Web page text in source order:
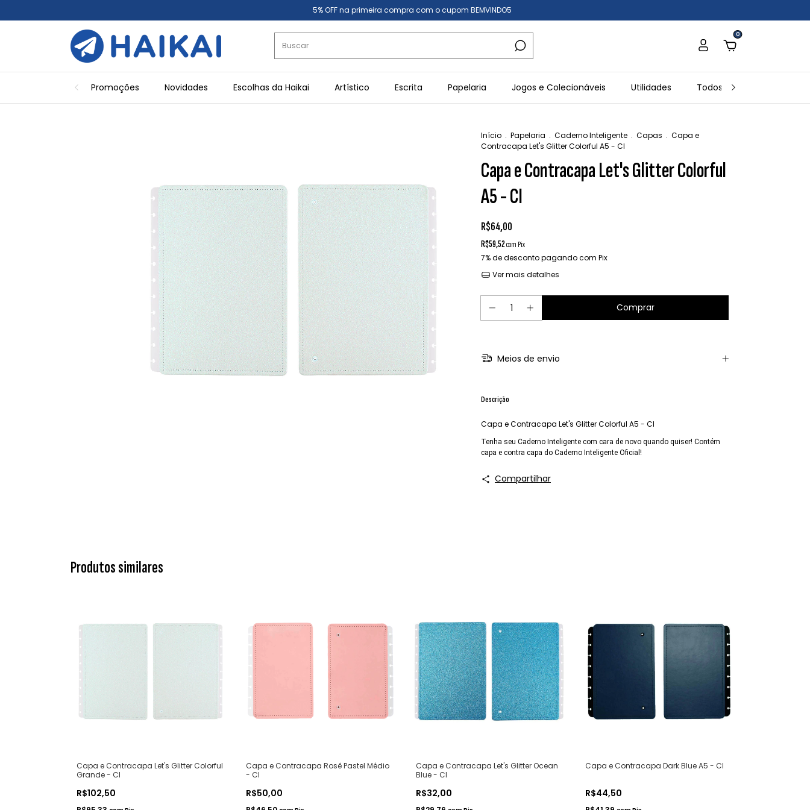
5% OFF na primeira compra com o cupom BEMVINDO5
0
Promoções Novidades Escolhas da Haikai Artístico Escrita Papelaria Jogos e Colecionáveis Utilidades Todos os Produtos
Início . Papelaria . Caderno Inteligente . Capas . Capa e
Contracapa Let's Glitter Colorful A5 - CI
Capa e Contracapa Let's Glitter Colorful
A5 - CI
R$64,00
R$59,52com Pix
7% de descontopagando com Pix
Ver mais detalhes
Meios de envio
Descrição
Capa e Contracapa Let's Glitter Colorful A5 - CI
Tenha seu Caderno Inteligente com cara de novo quando quiser! Contém
capa e contra capa do Caderno Inteligente Oficial!
Compartilhar
Produtos similares
Capa e Contracapa Let's Glitter Colorful
Grande - CI
R$102,50
Capa e Contracapa Rosê Pastel Médio
- CI
R$50,00
Capa e Contracapa Let's Glitter Ocean
Blue - CI
R$32,00
Capa e Contracapa Dark Blue A5 - CI
R$44,50